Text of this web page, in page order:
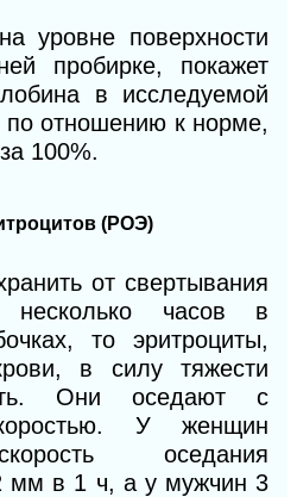
уровне поверхности
пробирке, покажет
в исследуемой
по отношению к норме,
100%.
(РОЭ)
от свертывания
часов в
то эритроциты,
в силу тяжести
Они оседают с
У женщин
оседания
мм в 1 ч, а у мужчин 3